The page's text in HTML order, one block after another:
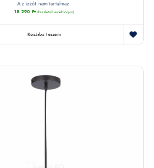
Az izzót nem tartalmaz.
18 290 Ft (készletről érdeklődjön)
Kosárba teszem